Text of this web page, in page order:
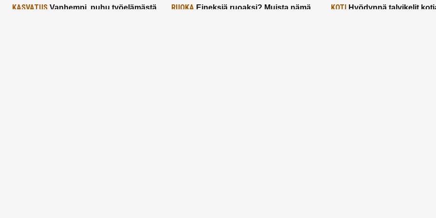
KASVATUS Vanhempi, puhu työelämästä
RUOKA Eineksiä ruoaksi? Muista nämä
KOTIHyödynnä talvikelit